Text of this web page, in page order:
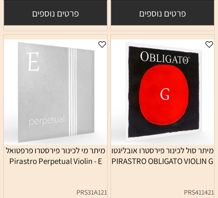
פרטים נוספים פרטים נוספים
מיתר סול לכינור פירסטרו אובליגטו
PIRASTRO OBLIGATO VIOLIN G
PRS411421
מיתר מי לכינור פירסטרו פרפטואל
Pirastro Perpetual Violin - E
PRS31A121